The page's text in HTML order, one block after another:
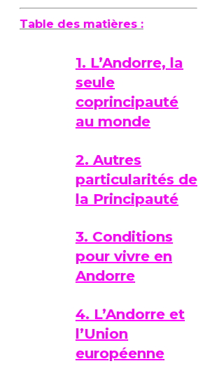
Table des matières :
1. L’Andorre, la
seule
coprincipauté
au monde
2. Autres
particularités de
la Principauté
3. Conditions
pour vivre en
Andorre
4. L’Andorre et
l’Union
européenne